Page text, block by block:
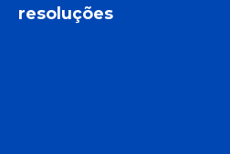
resoluções